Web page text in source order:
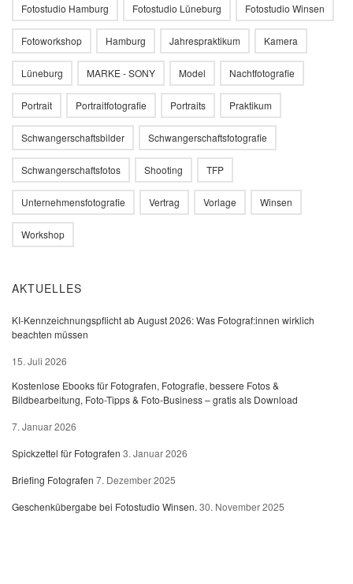
Fotostudio Hamburg Fotostudio Lüneburg Fotostudio Winsen
Fotoworkshop Hamburg Jahrespraktikum Kamera
Lüneburg MARKE - SONY Model Nachtfotografie
Portrait Portraitfotografie Portraits Praktikum
Schwangerschaftsbilder Schwangerschaftsfotografie
Schwangerschaftsfotos Shooting TFP
Unternehmensfotografie Vertrag Vorlage Winsen
Workshop
AKTUELLES
KI-Kennzeichnungspflicht ab August 2026: Was Fotograf:innen wirklich
beachten müssen
15. Juli 2026
Kostenlose Ebooks für Fotografen, Fotografie, bessere Fotos &
Bildbearbeitung, Foto-Tipps & Foto-Business – gratis als Download
7. Januar 2026
Spickzettel für Fotografen 3. Januar 2026
Briefing Fotografen 7. Dezember 2025
Geschenkübergabe bei Fotostudio Winsen. 30. November 2025